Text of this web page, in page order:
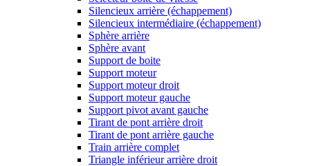
Silencieux arrière (échappement)
Silencieux intermédiaire (échappement)
Sphère arrière
Sphère avant
Support de boite
Support moteur
Support moteur droit
Support moteur gauche
Support pivot avant gauche
Tirant de pont arrière droit
Tirant de pont arrière gauche
Train arrière complet
Triangle inférieur arrière droit